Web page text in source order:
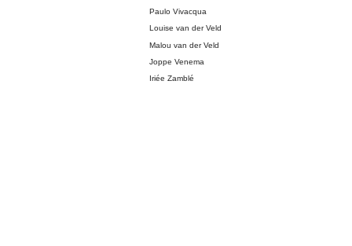
Paulo Vivacqua
Louise van der Veld
Malou van der Veld
Joppe Venema
Iriée Zamblé